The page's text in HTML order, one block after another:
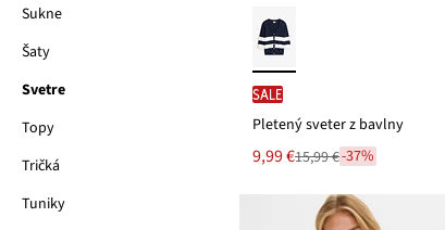
Sukne
Šaty
Svetre
Topy
Tričká
Tuniky
SALE
Pletený sveter z bavlny
Nová
cena
9,99 €
Zľava 15,99 €-37%